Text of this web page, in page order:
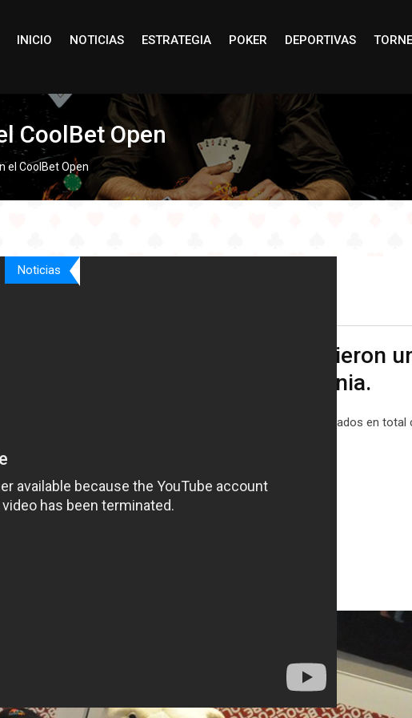
INICIO NOTICIAS ESTRATEGIA POKER DEPORTIVAS
CoolBet Open
el CoolBet Open
Noticias
CNPO son 5 los Chilenos que vivieron
el CoolBet Open en Tallinn, Estonia.
2019, duró 3 meses, en ese tiempo se jugaron 24 torneos rankeados en total